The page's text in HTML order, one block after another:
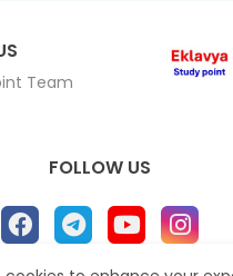
Team
FOLLOW US